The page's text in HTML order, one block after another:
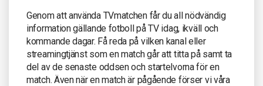
Genom att använda TVmatchen får du all nödvändig
information gällande fotboll på TV idag, ikväll och
kommande dagar. Få reda på vilken kanal eller
streamingtjänst som en match går att titta på samt ta
del av de senaste oddsen och startelvorna för en
match. Även när en match är pågående förser vi våra